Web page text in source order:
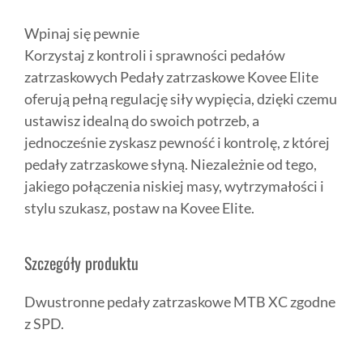
Wpinaj się pewnie
Korzystaj z kontroli i sprawności pedałów
zatrzaskowych Pedały zatrzaskowe Kovee Elite
oferują pełną regulację siły wypięcia, dzięki czemu
ustawisz idealną do swoich potrzeb, a
jednocześnie zyskasz pewność i kontrolę, z której
pedały zatrzaskowe słyną. Niezależnie od tego,
jakiego połączenia niskiej masy, wytrzymałości i
stylu szukasz, postaw na Kovee Elite.
Szczegóły produktu
Dwustronne pedały zatrzaskowe MTB XC zgodne
z SPD.